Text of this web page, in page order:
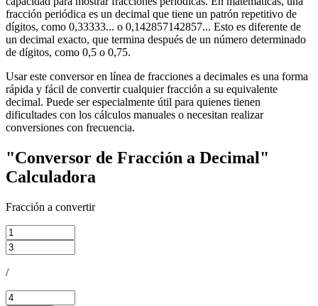
fracción periódica es un decimal que tiene un patrón repetitivo de
dígitos, como 0,33333... o 0,142857142857... Esto es diferente de
un decimal exacto, que termina después de un número determinado
de dígitos, como 0,5 o 0,75.
Usar este conversor en línea de fracciones a decimales es una forma
rápida y fácil de convertir cualquier fracción a su equivalente
decimal. Puede ser especialmente útil para quienes tienen
dificultades con los cálculos manuales o necesitan realizar
conversiones con frecuencia.
"Conversor de Fracción a Decimal"
Calculadora
Fracción a convertir
/